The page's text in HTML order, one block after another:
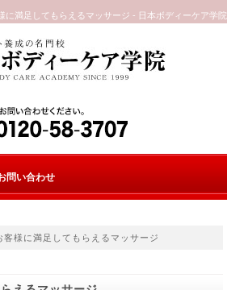
に満足してもらえるマッサージ - 日本ボディーケア学院
問い合わせ
客様に満足してもらえるマッサージ